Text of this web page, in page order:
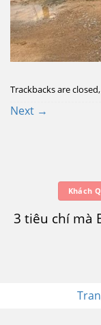
Trackbacks are
Next →
Khách
3 tiêu chí mà